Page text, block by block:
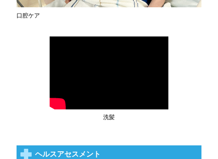
口腔ケア
洗髪
ヘルスアセスメント